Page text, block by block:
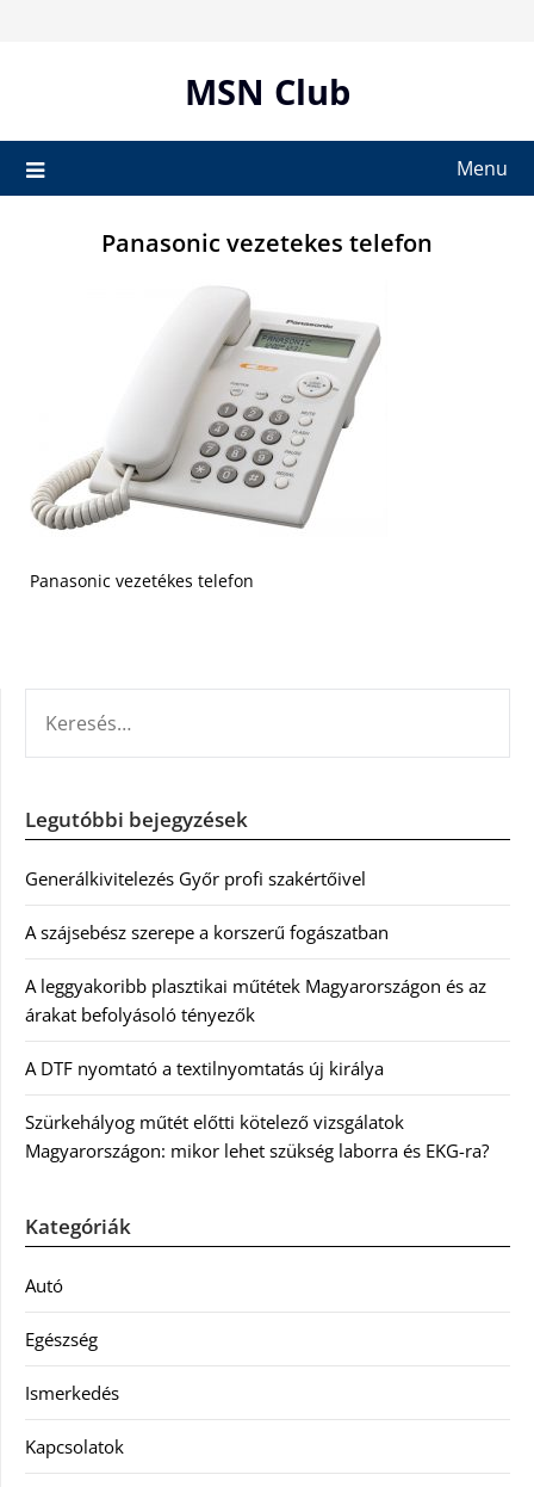
MSN Club
Menu
Panasonic vezetekes telefon
Panasonic vezetékes telefon
Legutóbbi bejegyzések
Generálkivitelezés Győr profi szakértőivel
A szájsebész szerepe a korszerű fogászatban
A leggyakoribb plasztikai műtétek Magyarországon és az
árakat befolyásoló tényezők
A DTF nyomtató a textilnyomtatás új királya
Szürkehályog műtét előtti kötelező vizsgálatok
Magyarországon: mikor lehet szükség laborra és EKG-ra?
Kategóriák
Autó
Egészség
Ismerkedés
Kapcsolatok